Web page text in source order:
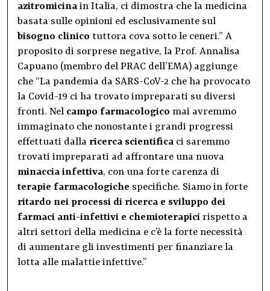
azitromicina in Italia, ci dimostra che la medicina
basata sulle opinioni ed esclusivamente sul
bisogno clinico tuttora cova sotto le ceneri.” A
proposito di sorprese negative, la Prof. Annalisa
Capuano (membro del PRAC dell’EMA) aggiunge
che “La pandemia da SARS-CoV-2 che ha provocato
la Covid-19 ci ha trovato impreparati su diversi
fronti. Nel campo farmacologico mai avremmo
immaginato che nonostante i grandi progressi
effettuati dalla ricerca scientifica ci saremmo
trovati impreparati ad affrontare una nuova
minaccia infettiva, con una forte carenza di
terapie farmacologiche specifiche. Siamo in forte
ritardo nei processi di ricerca e sviluppo dei
farmaci anti-infettivi e chemioterapici rispetto a
altri settori della medicina e c’è la forte necessità
di aumentare gli investimenti per finanziare la
lotta alle malattie infettive.”